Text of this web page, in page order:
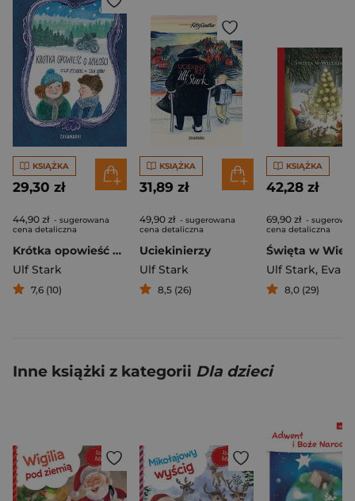
KSIĄŻKA
29,30 zł
44,90 zł - sugerowana
cena detaliczna
Krótka opowieść o miłości
Ulf Stark
7,6 (10)
KSIĄŻKA
31,89 zł
49,90 zł - sugerowana
cena detaliczna
Uciekinierzy
Ulf Stark
8,5 (26)
KSIĄŻKA
42,28 zł
69,90 zł -
cena detaliczna
Ulf Stark, Eva
8,0 (29)
Inne książki z kategorii Dla dzieci